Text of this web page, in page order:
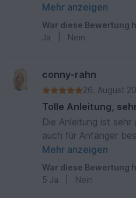
abwechselnd das
gehäkelt, dass diese
Vielleicht könnten sie
Mehr anzeigen
War diese Bewertung
Ja
Nein
conny-rahn
26. August
Tolle Anleitung,
Die Anleitung ist
auch für Anfänger
Ergebnis ist
darauf angesprochen
Reste-Verwertung
Mehr anzeigen
War diese Bewertung
5 Ja Nein